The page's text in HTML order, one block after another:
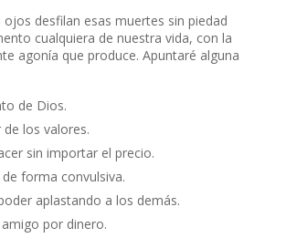
desfilan esas muertes sin piedad
cualquiera de nuestra vida, con la
agonía que produce. Apuntaré alguna
de Dios.
de los valores.
sin importar el precio.
forma convulsiva.
aplastando a los demás.
por dinero.